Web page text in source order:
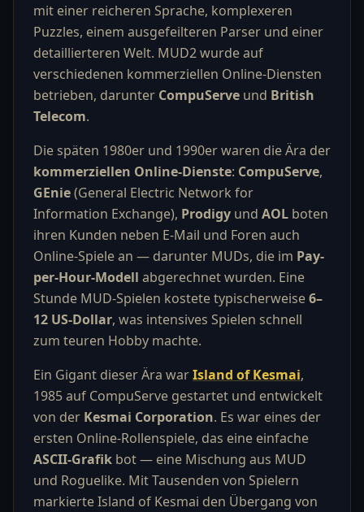
mit einer reicheren Sprache, komplexeren
Puzzles, einem ausgefeilteren Parser und einer
detaillierteren Welt. MUD2 wurde auf
verschiedenen kommerziellen Online-Diensten
betrieben, darunter CompuServe und British
Telecom.
Die späten 1980er und 1990er waren die Ära der
kommerziellen Online-Dienste: CompuServe,
GEnie(General Electric Network for
Information Exchange), Prodigy und AOL boten
ihren Kunden neben E-Mail und Foren auch
Online-Spiele an — darunter MUDs, die im Pay-
per-Hour-Modell abgerechnet wurden. Eine
Stunde MUD-Spielen kostete typischerweise6–
12 US-Dollar, was intensives Spielen schnell
zum teuren Hobby machte.
Ein Gigant dieser Ära warIsland of Kesmai,
1985 auf CompuServe gestartet und entwickelt
von der Kesmai Corporation. Es war eines der
ersten Online-Rollenspiele, das eine einfache
ASCII-Grafik bot — eine Mischung aus MUD
und Roguelike. Mit Tausenden von Spielern
markierte Island of Kesmai den Übergang von